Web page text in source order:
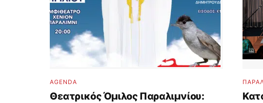
AGENDA
Θεατρικός Όμιλος Παραλιμνίου: